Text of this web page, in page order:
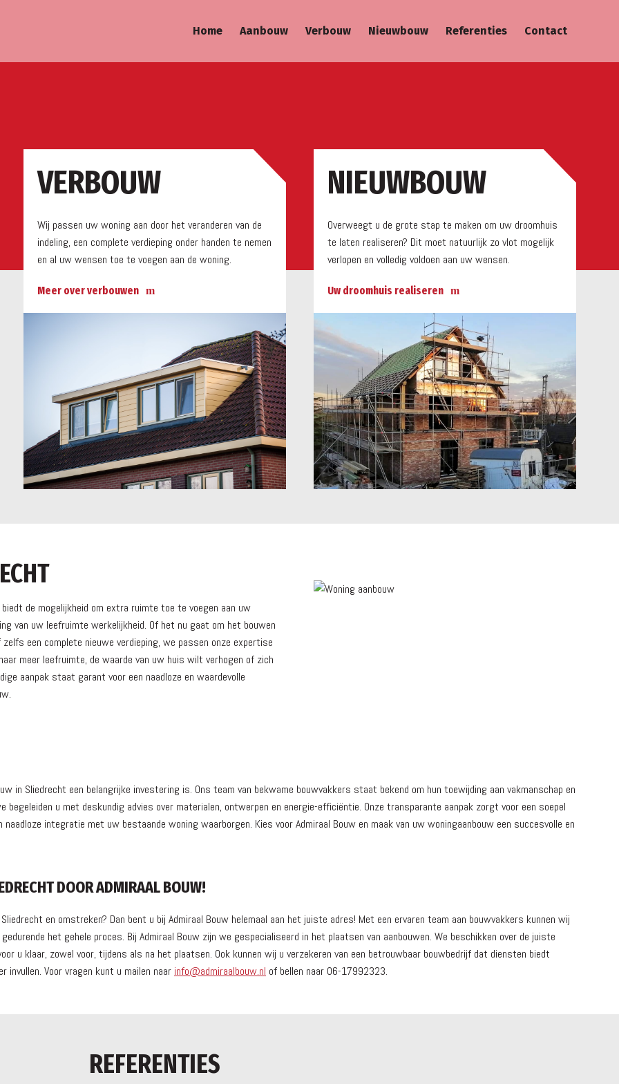
Home Aanbouw Verbouw Nieuwbouw Referenties Contact
VERBOUW
Wij passen uw woning aan door het veranderen van de
indeling, een complete verdieping onder handen te nemen
en al uw wensen toe te voegen aan de woning.
Meer over verbouwen
NIEUWBOUW
Overweegt u de grote stap te maken om uw droomhuis
te laten realiseren? Dit moet natuurlijk zo vlot mogelijk
verlopen en volledig voldoen aan uw wensen.
Uw droomhuis realiseren
de mogelijkheid om extra ruimte toe te voegen aan uw
van uw leefruimte werkelijkheid. Of het nu gaat om het bouwen
een complete nieuwe verdieping, we passen onze expertise
meer leefruimte, de waarde van uw huis wilt verhogen of zich
aanpak staat garant voor een naadloze en waardevolle
in Sliedrecht een belangrijke investering is. Ons team van bekwame bouwvakkers staat bekend om hun toewijding aan vakmanschap en
begeleiden u met deskundig advies over materialen, ontwerpen en energie-efficiëntie. Onze transparante aanpak zorgt voor een soepel
integratie met uw bestaande woning waarborgen. Kies voor Admiraal Bouw en maak van uw woningaanbouw een succesvolle en
DOOR ADMIRAAL BOUW!
en omstreken? Dan bent u bij Admiraal Bouw helemaal aan het juiste adres! Met een ervaren team aan bouwvakkers kunnen wij
het gehele proces. Bij Admiraal Bouw zijn we gespecialiseerd in het plaatsen van aanbouwen. We beschikken over de juiste
u klaar, zowel voor, tijdens als na het plaatsen. Ook kunnen wij u verzekeren van een betrouwbaar bouwbedrijf dat diensten biedt
Voor vragen kunt u mailen naar info@admiraalbouw.nl of bellen naar 06-17992323.
REFERENTIES